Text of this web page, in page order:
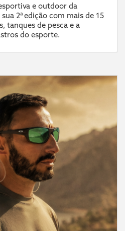
e outdoor da
2ª edição com mais de 15
tanques de pesca e a
do esporte.